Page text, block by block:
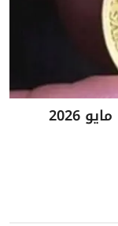
سعر الجنيه الذهب اليوم الاثنين 11 مايو 2026